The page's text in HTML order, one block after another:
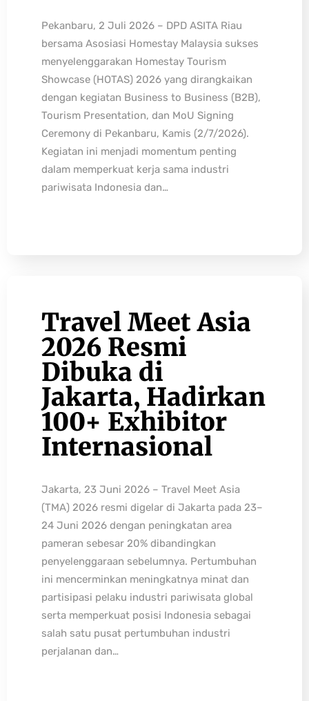
Pekanbaru, 2 Juli 2026 – DPD ASITA Riau
bersama Asosiasi Homestay Malaysia sukses
menyelenggarakan Homestay Tourism
Showcase (HOTAS) 2026 yang dirangkaikan
dengan kegiatan Business to Business (B2B),
Tourism Presentation, dan MoU Signing
Ceremony di Pekanbaru, Kamis (2/7/2026).
Kegiatan ini menjadi momentum penting
dalam memperkuat kerja sama industri
pariwisata Indonesia dan…
Travel Meet Asia
2026 Resmi
Dibuka di
Jakarta, Hadirkan
100+ Exhibitor
Internasional
Jakarta, 23 Juni 2026 – Travel Meet Asia
(TMA) 2026 resmi digelar di Jakarta pada 23–
24 Juni 2026 dengan peningkatan area
pameran sebesar 20% dibandingkan
penyelenggaraan sebelumnya. Pertumbuhan
ini mencerminkan meningkatnya minat dan
partisipasi pelaku industri pariwisata global
serta memperkuat posisi Indonesia sebagai
salah satu pusat pertumbuhan industri
perjalanan dan…